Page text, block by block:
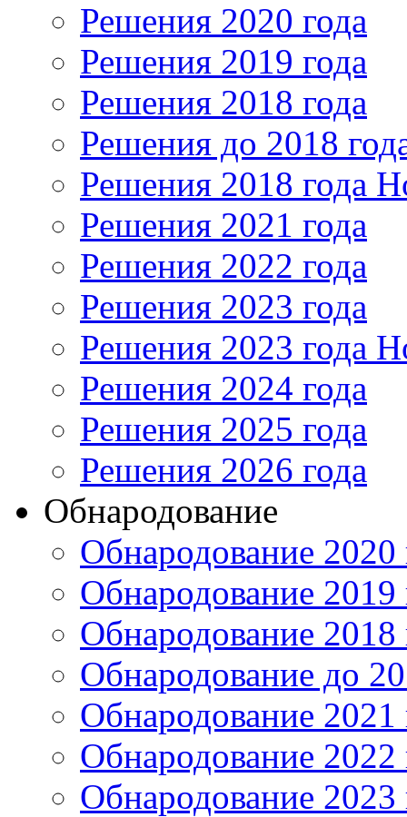
Решения 2020 года
Решения 2019 года
Решения 2018 года
Решения до 2018
Решения 2018 года
Решения 2021 года
Решения 2022 года
Решения 2023 года
Решения 2023 года
Решения 2024 года
Решения 2025 года
Решения 2026 года
Обнародование
Обнародование 2020
Обнародование 2019
Обнародование 2018
Обнародование до
Обнародование 2021
Обнародование 2022
Обнародование 2023